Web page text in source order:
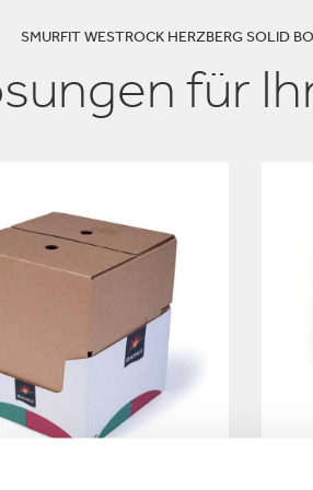
SMURFIT WESTROCK HERZBERG SOLID
für